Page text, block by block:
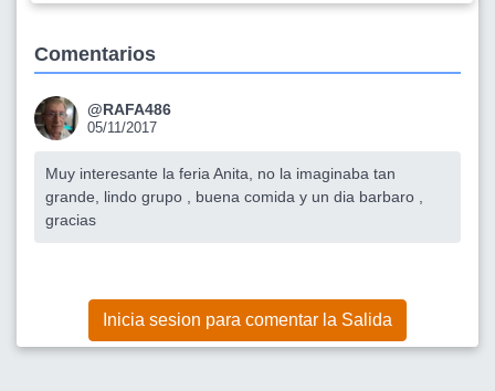
Comentarios
@RAFA486
05/11/2017
Muy interesante la feria Anita, no la imaginaba tan
grande, lindo grupo , buena comida y un dia barbaro ,
gracias
Inicia sesion para comentar la Salida